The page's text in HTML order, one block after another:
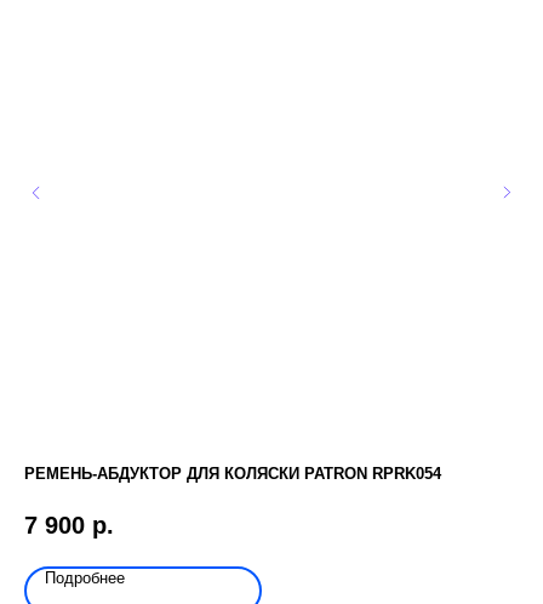
РЕМЕНЬ-АБДУКТОР ДЛЯ КОЛЯСКИ PATRON RPRK054
7 900 р.
Подробнее